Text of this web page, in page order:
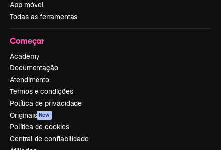
App móvel
Todas as ferramentas
Começar
Academy
Documentação
Atendimento
Termos e condições
Política de privacidade
Originais New
Política de cookies
Central de confiabilidade